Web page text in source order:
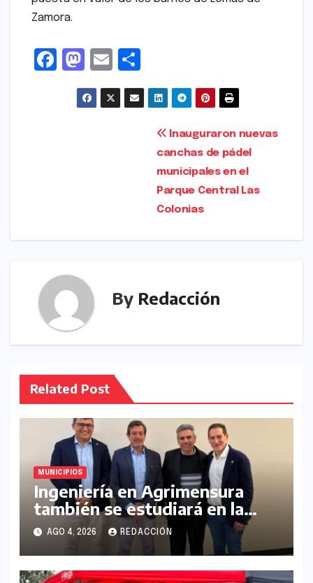
Zamora.
F
M
a
s
E
m
ai
h
ar
Inauguraron nuevas
canchas de pádel
municipales en el
Parque Central Las
Colonias
By Redacción
Related Post
MUNICIPIOS
Ingeniería en Agrimensura
también se estudiará en la
UNLaM
AGO 4, 2026 REDACCIÓN